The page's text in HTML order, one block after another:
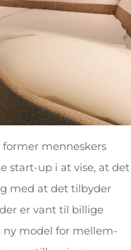
menneskers
start-up i at vise, at det
med at det tilbyder
er vant til billige
ny model for mellem-